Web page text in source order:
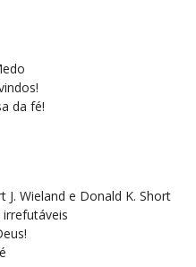
da fé!
J. Wieland e Donald K. Short